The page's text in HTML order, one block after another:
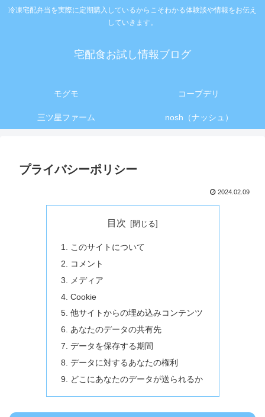
冷凍宅配弁当を実際に定期購入しているからこそわかる体験談や情報をお伝え
していきます。
宅配食お試し情報ブログ
モグモ コープデリ
三ツ星ファーム nosh（ナッシュ）
プライバシーポリシー
2024.02.09
目次
このサイトについて
コメント
メディア
Cookie
他サイトからの埋め込みコンテンツ
あなたのデータの共有先
データを保存する期間
データに対するあなたの権利
どこにあなたのデータが送られるか